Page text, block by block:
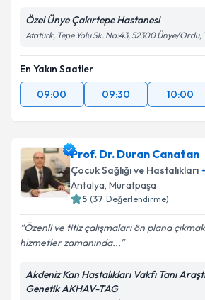
Metni'ni okudum ve kişisel
kapsamda işlenmesini kabul
Takvim Talebini
Özel Ünye Çakırtepe Hastanesi
Atatürk, Tepe Yolu Sk. No:43, 52300 Ünye/Ordu,
En Yakın Saatler
09:00
09:30 10:00
Prof. Dr. Duran Canatan
Çocuk Sağlığı ve Hastalıkları
Antalya, Muratpaşa
5 (37 Değerlendirme)
Özenli ve titiz çalışmaları ön plana
hizmetler zamanında...
Akdeniz Kan Hastalıkları Vakfı Tanı
Genetik AKHAV-TAG